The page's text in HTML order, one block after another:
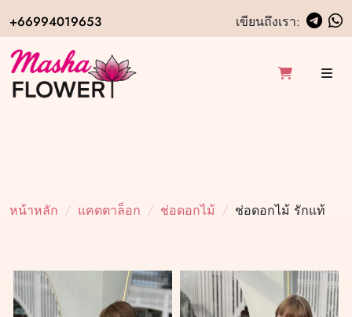
+66994019653 เขียนถึงเรา:
หน้าหลัก แคตตาล็อก ช่อดอกไม้ ช่อดอกไม้ รักแท้